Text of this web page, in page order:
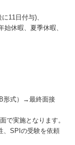
11日付与)、
休暇、夏季休暇、
形式）→最終面接
で実施となります。
、SPIの受験を依頼